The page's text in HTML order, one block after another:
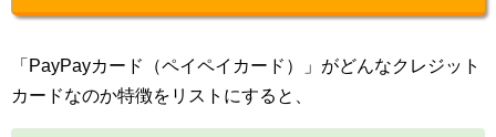
「PayPayカード（ペイペイカード）」がどんなクレジット
カードなのか特徴をリストにすると、